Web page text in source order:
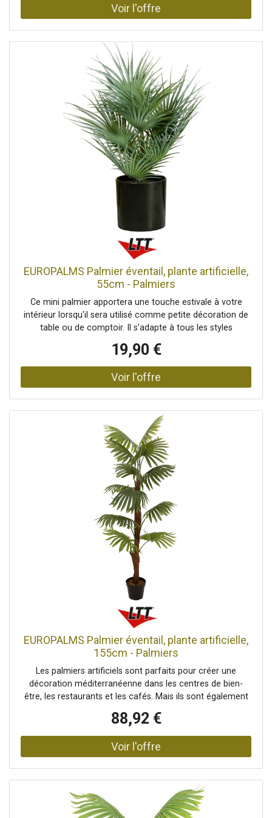
longueurs et sont fabriquées en PU. Comme leurs
homologues naturels, elles n'ont qu'un seul pétiole et
ovale. Comme les premières frondes sont déjà fixées au
bas du tronc sous forme de courtes pousses, la plante
artificielle a un aspect particulièrement volumineux.
L'areca a une hauteur totale d'environ 150 cm et est livrée
dans un pot de jardinier noir qui lui assure une bonne
stabilité lorsqu'elle est placée dans une jardinière.Une
végétation luxuriante pour décorer votre intérieur Tronc
artificiel, Moulable, L'article est livré prêt à être installé.,
Convient pour une utilisation en extérieur, Avec des
feuilles réalistes de couleur vert foncé, Avec 36 frondes
réalistes, Coffre: 1 x tronc artificiel, Configuration:
Moulable, Position debout/fixation: Autoportant recouvert
de mousse, Couleur: Vert, Feuillage: 36 frontsMatériau:
plastique, Style de décoration: Forêts et prairies, tropiques,
Saison: Printemps, été, Dimensions: Longueur: 18
cmLargeur: 18 cmHauteur: 150 cm, Poids: 3,20 kg,
Planteur, Dimensions: Hauteur: 14,5 cmDiamètre: Ø 17 cm
EUROPALMS Palmier éventail, plante artificielle,
55cm - Palmiers
Ce mini palmier apportera une touche estivale à votre
intérieur lorsqu'il sera utilisé comme petite décoration de
table ou de comptoir. Il s'adapte à tous les styles
nécessite pas d'entretien particulier. Les caractéristiques
typiques d'un palmier en éventail ont été reproduites avec
précision dans cette plante artificielle. Cela est
plante artificielle peut également être utilisée dans des
espaces extérieurs protégés. Le pot inclus est recouvert
de terre artificielle et peut être utilisé comme support
pour une plante ou comme pot décoratif.Jeune palmier
artificiel en PE L'article est livré prêt à être installé., Avec
12 frondes réalistes, Position debout/fixation: Jardinière
design recouverte de terre artificielle, Couleur: Vert,
Feuillage: 12 frontsMatériau: polyéthylène PE ND, Style de
décoration: Charme méditerranéen, plante d'intérieur,
tropiques, vie moderne, Saison: Été, Dimensions: Hauteur:
55 cm, Poids: 0,81 kg, Planteur, Dimensions: Hauteur: 13
cmDiamètre: Ø 13,5 cm
19,90 €
EUROPALMS Palmier éventail, plante artificielle,
155cm - Palmiers
Les palmiers artificiels sont parfaits pour créer une
décoration méditerranéenne dans les centres de bien-
être, les restaurants et les cafés. Mais ils sont également
intérieur, où ils constituent une décoration végétale
estivale et facile d'entretien. Elles sont particulièrement
indispensables pour mettre en œuvre la tendance déco «
URBAN JUNGLE ». Cette réplique détaillée d'un vrai palmier
nervurées en forme d'éventail, disponibles en différentes
nuances de vert. Elles sont entièrement fabriquées en
plastique de haute qualité et sont donc particulièrement
88,92 €